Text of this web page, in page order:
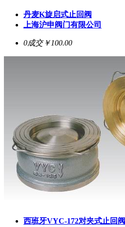
丹麦K旋启式止回阀
上海沪申阀门有限公司
0成交￥100.00
西班牙VYC-172对夹式止回阀